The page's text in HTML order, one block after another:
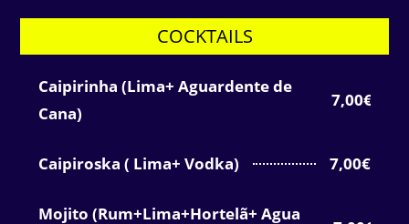
COCKTAILS
Caipirinha (Lima+ Aguardente de
Cana)
7,00€
Caipiroska ( Lima+ Vodka) 7,00€
Mojito (Rum+Lima+Hortelã+ Agua